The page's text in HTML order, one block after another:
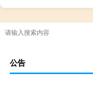
公告